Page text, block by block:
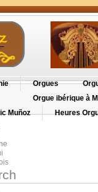
Orgues
Orgue ibérique à
Muñoz
Heures